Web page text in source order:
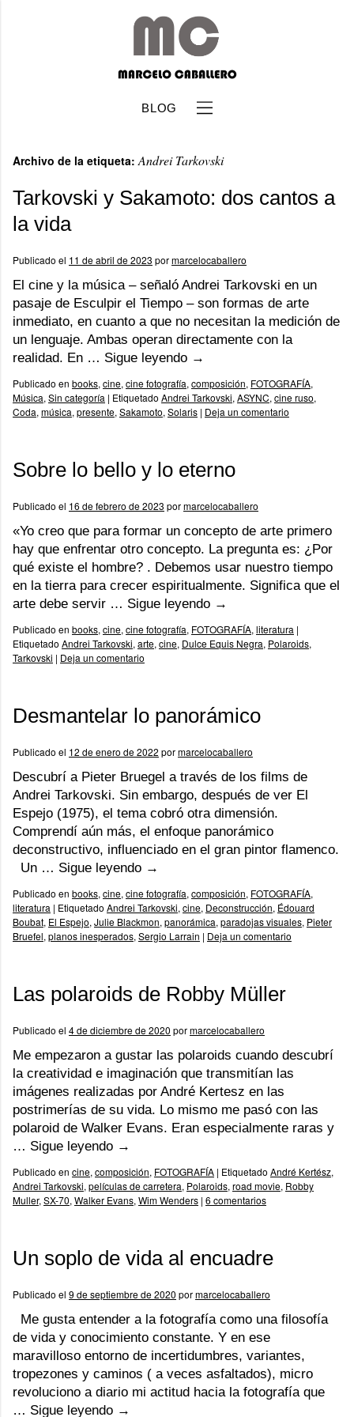
BLOG
Archivo de la etiqueta:Andrei Tarkovski
Tarkovski y Sakamoto: dos cantos a
la vida
Publicado el 11 de abril de 2023 pormarcelocaballero
El cine y la música – señaló Andrei Tarkovski en un
pasaje de Esculpir el Tiempo – son formas de arte
inmediato, en cuanto a que no necesitan la medición de
un lenguaje. Ambas operan directamente con la
realidad. En … Sigue leyendo →
Publicado en books, cine, cine fotografía, composición, FOTOGRAFÍA,
Música, Sin categoría | Etiquetado Andrei Tarkovski, ASYNC, cine ruso,
Coda, música, presente, Sakamoto, Solaris | Deja un comentario
Sobre lo bello y lo eterno
Publicado el 16 de febrero de 2023 pormarcelocaballero
«Yo creo que para formar un concepto de arte primero
hay que enfrentar otro concepto. La pregunta es: ¿Por
qué existe el hombre? . Debemos usar nuestro tiempo
en la tierra para crecer espiritualmente. Significa que el
arte debe servir … Sigue leyendo →
Publicado en books, cine, cine fotografía, FOTOGRAFÍA, literatura |
Etiquetado Andrei Tarkovski, arte, cine, Dulce Equis Negra, Polaroids,
Tarkovski | Deja un comentario
Desmantelar lo panorámico
Publicado el 12 de enero de 2022 pormarcelocaballero
Descubrí a Pieter Bruegel a través de los films de
Andrei Tarkovski. Sin embargo, después de ver El
Espejo (1975), el tema cobró otra dimensión.
Comprendí aún más, el enfoque panorámico
deconstructivo, influenciado en el gran pintor flamenco.
Un … Sigue leyendo →
Publicado en books, cine, cine fotografía, composición, FOTOGRAFÍA,
literatura | Etiquetado Andrei Tarkovski, cine, Deconstrucción, Édouard
Boubat, El Espejo, Julie Blackmon, panorámica, paradojas visuales, Pieter
Bruefel, planos inesperados, Sergio Larrain | Deja un comentario
Las polaroids de Robby Müller
Publicado el 4 de diciembre de 2020 pormarcelocaballero
Me empezaron a gustar las polaroids cuando descubrí
la creatividad e imaginación que transmitían las
imágenes realizadas por André Kertesz en las
postrimerías de su vida. Lo mismo me pasó con las
polaroid de Walker Evans. Eran especialmente raras y
… Sigue leyendo →
Publicado en cine, composición, FOTOGRAFÍA | Etiquetado André Kertész,
Andrei Tarkovski, películas de carretera, Polaroids, road movie, Robby
Muller, SX-70, Walker Evans, Wim Wenders | 6 comentarios
Un soplo de vida al encuadre
Publicado el 9 de septiembre de 2020 pormarcelocaballero
Me gusta entender a la fotografía como una filosofía
de vida y conocimiento constante. Y en ese
maravilloso entorno de incertidumbres, variantes,
tropezones y caminos ( a veces asfaltados), micro
revoluciono a diario mi actitud hacia la fotografía que
… Sigue leyendo →